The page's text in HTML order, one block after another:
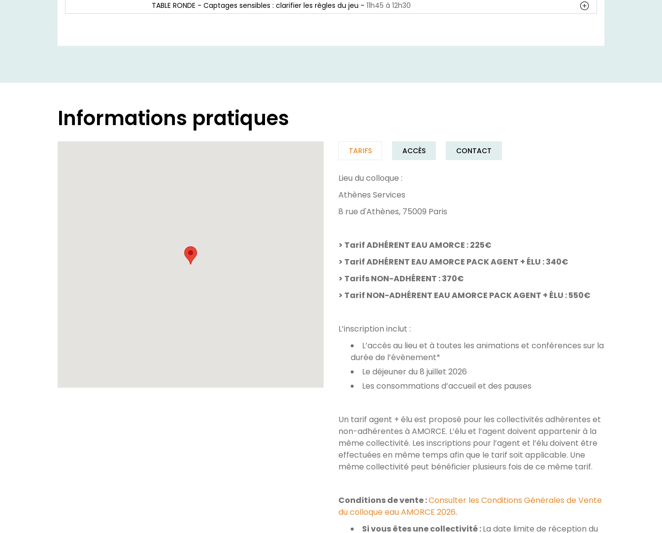
TABLE RONDE - Captages sensibles : clarifier les règles du jeu - 11h45 à 12h30
Informations pratiques
TARIFS ACCÈS CONTACT
Lieu du colloque :
Athènes Services
8 rue d'Athènes, 75009 Paris
> Tarif ADHÉRENT EAU AMORCE : 225€
> Tarif ADHÉRENT EAU AMORCE PACK AGENT + ÉLU : 340€
> Tarifs NON-ADHÉRENT : 370€
> Tarif NON-ADHÉRENT EAU AMORCE PACK AGENT + ÉLU : 550€
L’inscription inclut :
L’accès au lieu et à toutes les animations et conférences sur la
durée de l’évènement*
Le déjeuner du 8 juillet 2026
Les consommations d’accueil et des pauses
Un tarif agent + élu est proposé pour les collectivités adhérentes et
non-adhérentes à AMORCE. L’élu et l’agent doivent appartenir à la
même collectivité. Les inscriptions pour l’agent et l’élu doivent être
effectuées en même temps afin que le tarif soit applicable. Une
même collectivité peut bénéficier plusieurs fois de ce même tarif.
Conditions de vente :Consulter les Conditions Générales de Vente
du colloque eau AMORCE 2026.
Si vous êtes une collectivité :La date limite de réception du